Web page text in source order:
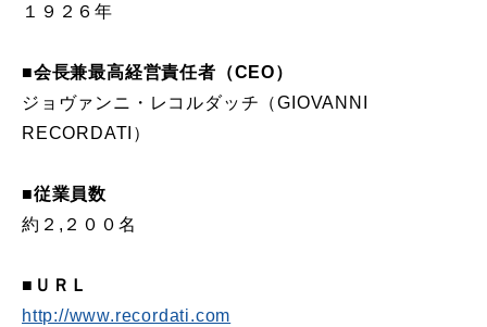
１９２６年
■会長兼最高経営責任者（CEO）
ジョヴァンニ・レコルダッチ（GIOVANNI
RECORDATI）
■従業員数
約２,２００名
■ＵＲＬ
http://www.recordati.com